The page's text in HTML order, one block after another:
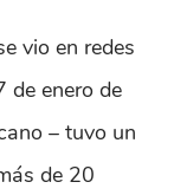
vio en redes
de enero de
– tuvo un
de 20